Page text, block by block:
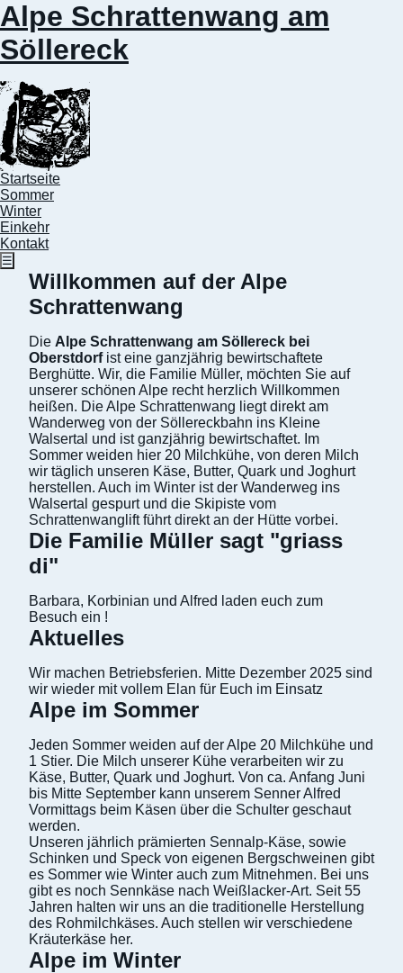
Alpe Schrattenwang am
Söllereck
Startseite
Sommer
Winter
Einkehr
Kontakt
☰
Willkommen auf der Alpe
Schrattenwang
Die Alpe Schrattenwang am Söllereck bei
Oberstdorfist eine ganzjährig bewirtschaftete
Berghütte. Wir, die Familie Müller, möchten Sie auf
unserer schönen Alpe recht herzlich Willkommen
heißen. Die Alpe Schrattenwang liegt direkt am
Wanderweg von der Söllereckbahn ins Kleine
Walsertal und ist ganzjährig bewirtschaftet. Im
Sommer weiden hier 20 Milchkühe, von deren Milch
wir täglich unseren Käse, Butter, Quark und Joghurt
herstellen. Auch im Winter ist der Wanderweg ins
Walsertal gespurt und die Skipiste vom
Schrattenwanglift führt direkt an der Hütte vorbei.
Die Familie Müller sagt "griass
di"
Barbara, Korbinian und Alfred laden euch zum
Besuch ein !
Aktuelles
Wir machen Betriebsferien. Mitte Dezember 2025 sind
wir wieder mit vollem Elan für Euch im Einsatz
Alpe im Sommer
Jeden Sommer weiden auf der Alpe 20 Milchkühe und
1 Stier. Die Milch unserer Kühe verarbeiten wir zu
Käse, Butter, Quark und Joghurt. Von ca. Anfang Juni
bis Mitte September kann unserem Senner Alfred
Vormittags beim Käsen über die Schulter geschaut
werden.
Unseren jährlich prämierten Sennalp-Käse, sowie
Schinken und Speck von eigenen Bergschweinen gibt
es Sommer wie Winter auch zum Mitnehmen. Bei uns
gibt es noch Sennkäse nach Weißlacker-Art. Seit 55
Jahren halten wir uns an die traditionelle Herstellung
des Rohmilchkäses. Auch stellen wir verschiedene
Kräuterkäse her.
Alpe im Winter